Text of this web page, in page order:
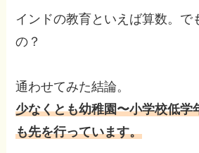
インドの教育といえば算数。で
の？
通わせてみた結論。
少なくとも幼稚園〜小学校低学
も先を行っています。